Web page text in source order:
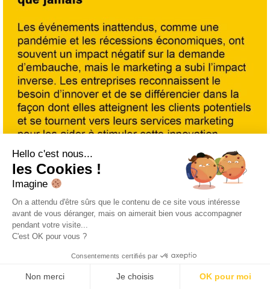
Hello c'est nous...
les Cookies !
Imagine
On a attendu d'être sûrs que le contenu de ce site vous intéresse
avant de vous déranger, mais on aimerait bien vous accompagner
pendant votre visite...
C'est OK pour vous ?
Consentements certifiés par
Non merci Je choisis OK pour moi